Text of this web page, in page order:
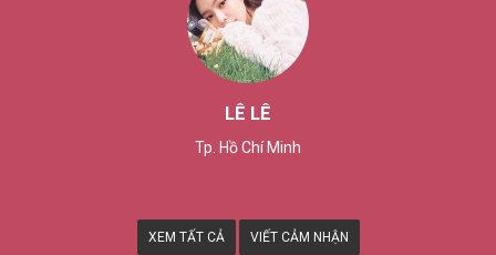
LÊ LÊ
Tp. Hồ Chí Minh
XEM TẤT CẢ VIẾT CẢM NHẬN